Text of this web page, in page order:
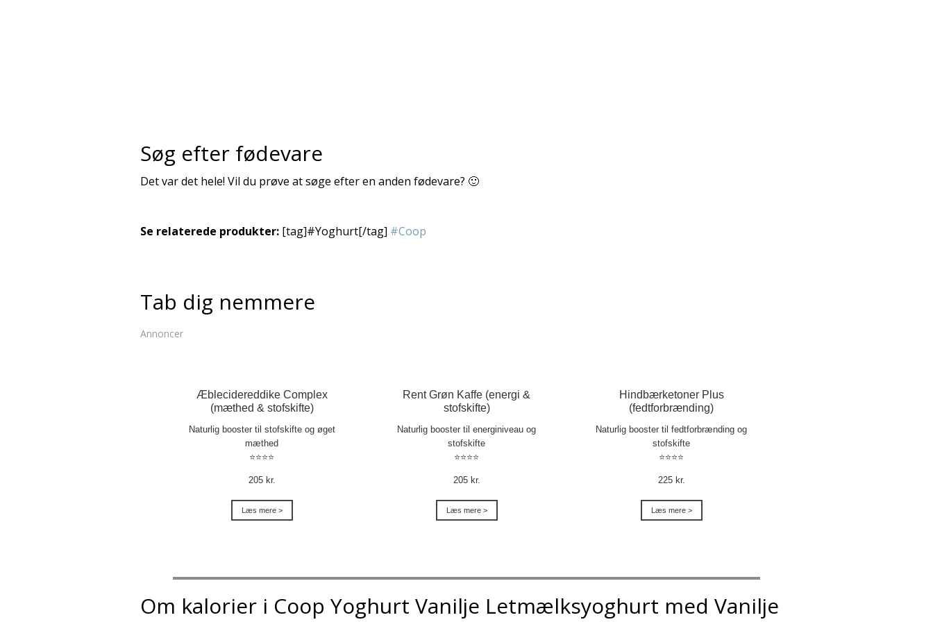
Søg efter fødevare
Det var det hele! Vil du prøve at søge efter en anden fødevare? 🙂
Se relaterede produkter: [tag]#Yoghurt[/tag] #Coop
Tab dig nemmere
Annoncer
Æblecidereddike Complex
(mæthed & stofskifte)
Naturlig booster til stofskifte og øget
mæthed
⭐⭐⭐⭐
205 kr.
Læs mere >
Rent Grøn Kaffe (energi &
stofskifte)
Naturlig booster til energiniveau og
stofskifte
⭐⭐⭐⭐
205 kr.
Læs mere >
Hindbærketoner Plus
(fedtforbrænding)
Naturlig booster til fedtforbrænding og
stofskifte
⭐⭐⭐⭐
225 kr.
Læs mere >
Om kalorier i Coop Yoghurt Vanilje Letmælksyoghurt med Vanilje